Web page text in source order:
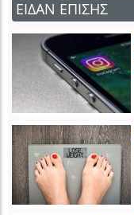
ΕΙΔΑΝ ΕΠΙΣΗΣ